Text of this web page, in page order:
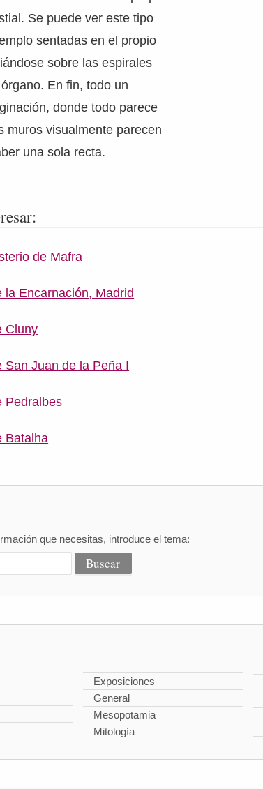
Se puede ver este tipo
sentadas en el propio
sobre las espirales
En fin, todo un
donde todo parece
muros visualmente parecen
una sola recta.
de Mafra
la Encarnación, Madrid
Cluny
San Juan de la Peña I
Pedralbes
Batalha
que necesitas, introduce el tema:
Exposiciones
General
Mesopotamia
Mitología